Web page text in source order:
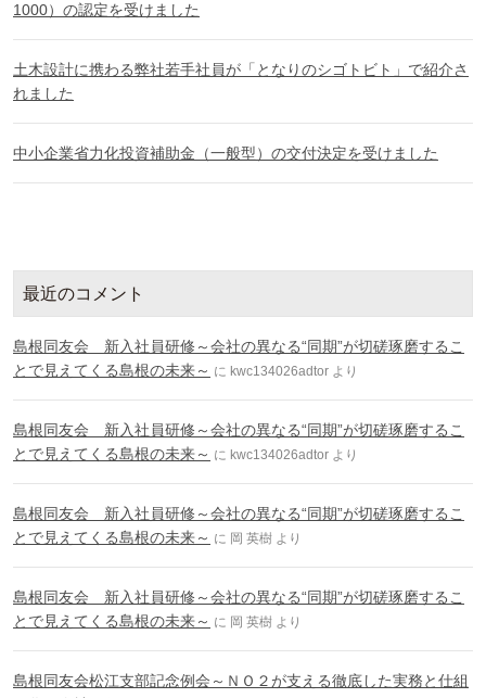
1000）の認定を受けました
土木設計に携わる弊社若手社員が「となりのシゴトビト」で紹介さ
れました
中小企業省力化投資補助金（一般型）の交付決定を受けました
最近のコメント
島根同友会 新入社員研修～会社の異なる“同期”が切磋琢磨するこ
とで見えてくる島根の未来～ に kwc134026adtor より
島根同友会 新入社員研修～会社の異なる“同期”が切磋琢磨するこ
とで見えてくる島根の未来～ に kwc134026adtor より
島根同友会 新入社員研修～会社の異なる“同期”が切磋琢磨するこ
とで見えてくる島根の未来～ に 岡 英樹 より
島根同友会 新入社員研修～会社の異なる“同期”が切磋琢磨するこ
とで見えてくる島根の未来～ に 岡 英樹 より
島根同友会松江支部記念例会～ＮＯ２が支える徹底した実務と仕組